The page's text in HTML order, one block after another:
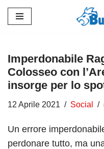
contenuto
Imperdonabile
Colosseo con
insorge per lo
12 Aprile 2021 Social
Un errore
perdonare tutto, ma